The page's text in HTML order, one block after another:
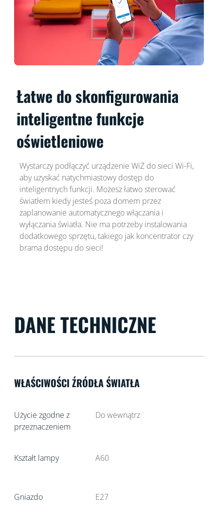
Łatwe do skonfigurowania
inteligentne funkcje
oświetleniowe
Wystarczy podłączyć urządzenie WiZ do sieci Wi-Fi,
aby uzyskać natychmiastowy dostęp do
inteligentnych funkcji. Możesz łatwo sterować
światłem kiedy jesteś poza domem przez
zaplanowanie automatycznego włączania i
wyłączania światła. Nie ma potrzeby instalowania
dodatkowego sprzętu, takiego jak koncentrator czy
brama dostępu do sieci!
DANE TECHNICZNE
WŁAŚCIWOŚCI ŹRÓDŁA ŚWIATŁA
Użycie zgodne z
przeznaczeniem
Do wewnątrz
Kształt lampy A60
Gniazdo E27